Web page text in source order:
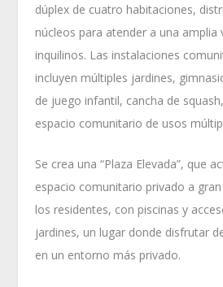
dúplex de cuatro habitaciones,
núcleos para atender a una amplia
inquilinos. Las instalaciones
incluyen múltiples jardines,
de juego infantil, cancha de
espacio comunitario de usos
Se crea una “Plaza Elevada”, que
espacio comunitario privado a
los residentes, con piscinas y
jardines, un lugar donde disfrutar
en un entorno más privado.